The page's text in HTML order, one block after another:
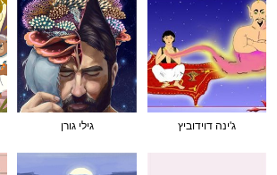
ג'ינה דוידוביץ גילי גורן